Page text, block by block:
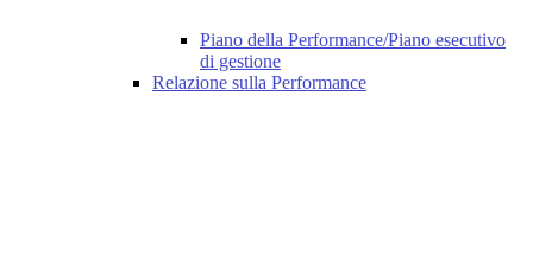
Piano della Performance/Piano esecutivo
di gestione
Relazione sulla Performance